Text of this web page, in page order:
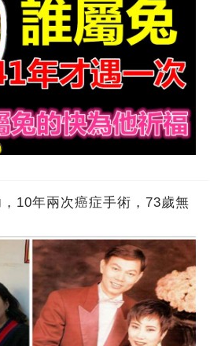
10年兩次癌症手術，73歲無